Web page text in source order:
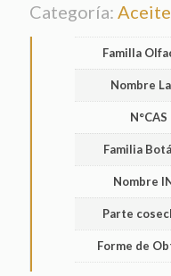
Categoría:
Familla
Nombre
N°CAS
Familia
Nombre
Parte
Forme de